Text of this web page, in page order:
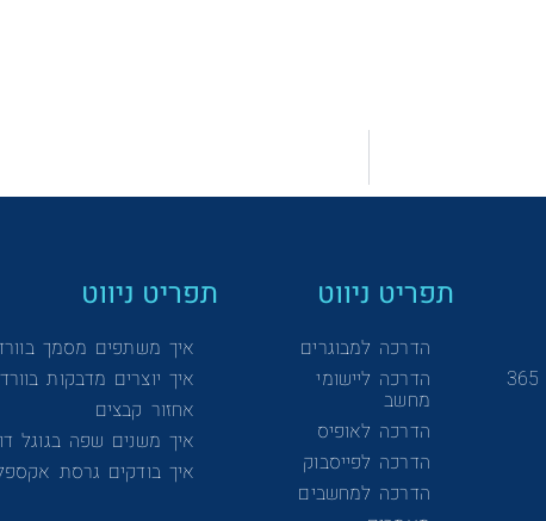
תפריט ניווט
הדרכה למבוגרים
הדרכה ליישומי
מחשב
הדרכה לאופיס
הדרכה לפייסבוק
הדרכה למחשבים
תפריט ניווט
איך משתפים מסמך בוורד
איך יוצרים מדבקות בוורד
אחזור קבצים
איך משנים שפה בגוגל
איך בודקים גרסת